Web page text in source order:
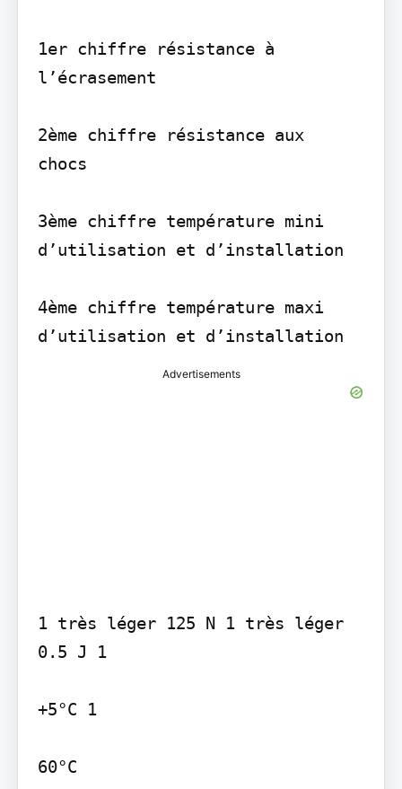
1er chiffre résistance à
l’écrasement
2ème chiffre résistance aux
chocs
3ème chiffre température mini
d’utilisation et d’installation
4ème chiffre température maxi
Advertisements
1 très léger 125 N 1 très léger
0.5 J 1
+5°C 1
60°C